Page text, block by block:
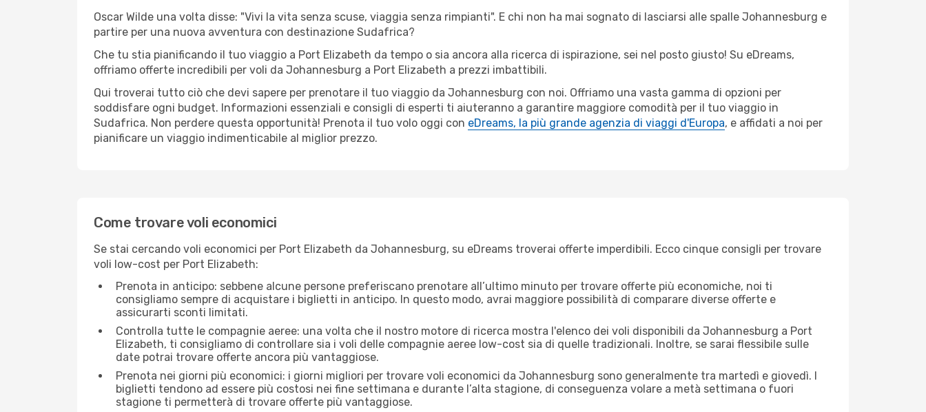
Oscar Wilde una volta disse: "Vivi la vita senza scuse, viaggia senza rimpianti". E chi non ha mai sognato di lasciarsi alle spalle Johannesburg e
partire per una nuova avventura con destinazione Sudafrica?
Che tu stia pianificando il tuo viaggio a Port Elizabeth da tempo o sia ancora alla ricerca di ispirazione, sei nel posto giusto! Su eDreams,
offriamo offerte incredibili per voli da Johannesburg a Port Elizabeth a prezzi imbattibili.
Qui troverai tutto ciò che devi sapere per prenotare il tuo viaggio da Johannesburg con noi. Offriamo una vasta gamma di opzioni per
soddisfare ogni budget. Informazioni essenziali e consigli di esperti ti aiuteranno a garantire maggiore comodità per il tuo viaggio in
Sudafrica. Non perdere questa opportunità! Prenota il tuo volo oggi con eDreams, la più grande agenzia di viaggi d'Europa, e affidati a noi per
pianificare un viaggio indimenticabile al miglior prezzo.
Come trovare voli economici
Se stai cercando voli economici per Port Elizabeth da Johannesburg, su eDreams troverai offerte imperdibili. Ecco cinque consigli per trovare
voli low-cost per Port Elizabeth:
Prenota in anticipo: sebbene alcune persone preferiscano prenotare all’ultimo minuto per trovare offerte più economiche, noi ti
consigliamo sempre di acquistare i biglietti in anticipo. In questo modo, avrai maggiore possibilità di comparare diverse offerte e
assicurarti sconti limitati.
Controlla tutte le compagnie aeree: una volta che il nostro motore di ricerca mostra l'elenco dei voli disponibili da Johannesburg a Port
Elizabeth, ti consigliamo di controllare sia i voli delle compagnie aeree low-cost sia di quelle tradizionali. Inoltre, se sarai flessibile sulle
date potrai trovare offerte ancora più vantaggiose.
Prenota nei giorni più economici: i giorni migliori per trovare voli economici da Johannesburg sono generalmente tra martedì e giovedì. I
biglietti tendono ad essere più costosi nei fine settimana e durante l’alta stagione, di conseguenza volare a metà settimana o fuori
stagione ti permetterà di trovare offerte più vantaggiose.